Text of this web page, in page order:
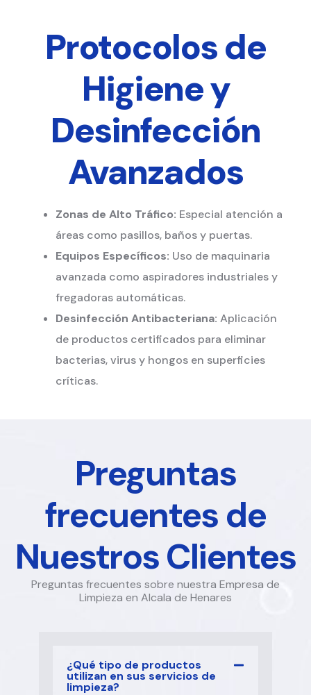
Protocolos de
Higiene y
Desinfección
Avanzados
Zonas de Alto Tráfico: Especial atención a
áreas como pasillos, baños y puertas.
Equipos Específicos: Uso de maquinaria
avanzada como aspiradores industriales y
fregadoras automáticas.
Desinfección Antibacteriana: Aplicación
de productos certificados para eliminar
bacterias, virus y hongos en superficies
críticas.
Preguntas
frecuentes de
Nuestros Clientes
Preguntas frecuentes sobre nuestra Empresa de
Limpieza en Alcala de Henares
¿Qué tipo de productos
utilizan en sus servicios de
limpieza?